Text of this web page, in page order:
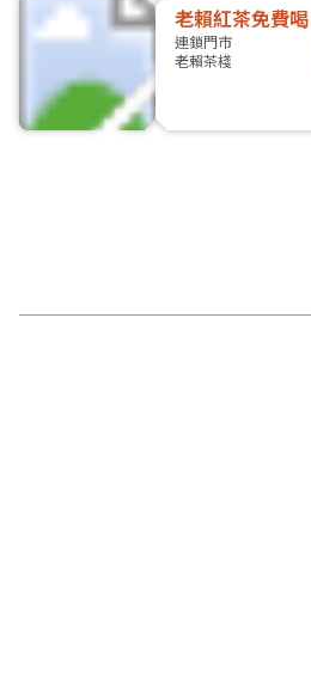
老賴紅茶免費喝
連鎖門市
老賴茶棧